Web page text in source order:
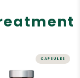
CAPSULES